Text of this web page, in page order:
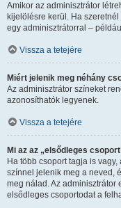
Amikor az adminisztrátor
kijelölésre kerül. Ha
egy adminisztrátorral –
Vissza a tetejére
Miért jelenik meg néhány
Az adminisztrátor színeket
azonosíthatók legyenek.
Vissza a tetejére
Mi az az „elsődleges
Ha több csoport tagja is
színnel jelenik meg a neved,
meg nálad. Az adminisztrátor
elsődleges csoportodat a